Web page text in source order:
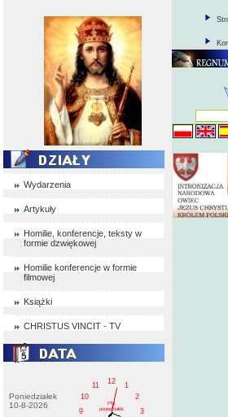
Wydarzenia
Artykuły
Homilie, konferencje, teksty w
formie dzwiękowej
Homilie konferencje w formie
filmowej
Książki
CHRISTUS VINCIT - TV
Poniedziałek
10-8-2026
1
2
3
9
10
11
12
PM
poniedziałek